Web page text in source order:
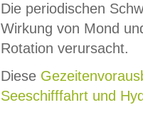
Die periodischen
Wirkung von Mond
Rotation verursacht.
Diese
Seeschifffahrt und